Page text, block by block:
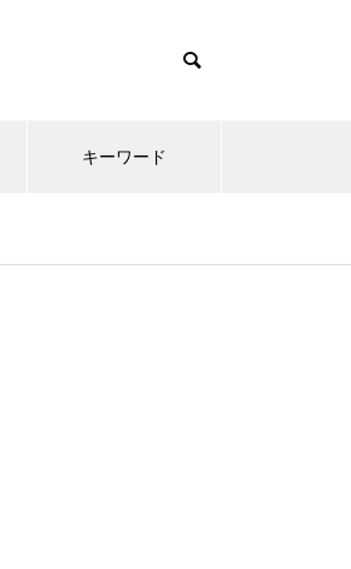
キーワード